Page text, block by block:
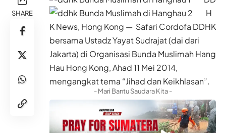
SHARE
H
K News, Hong Kong — Safari Cordofa DDHK
bersama Ustadz Yayat Sudrajat (dai dari
Jakarta) di Organisasi Bunda Muslimah Hang
Hau Hong Kong, Ahad 11 Mei 2014,
mengangkat tema “Jihad dan Keikhlasan”.
- Mari Bantu Saudara Kita -